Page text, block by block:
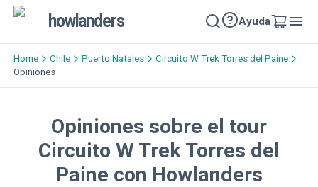
howlanders Ayuda
Home Chile Puerto Natales
Circuito W Trek Torres del Paine
Opiniones
Opiniones sobre el tour
Circuito W Trek Torres del
Paine con Howlanders